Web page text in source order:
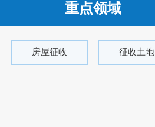
重点领域
房屋征收 征收土地